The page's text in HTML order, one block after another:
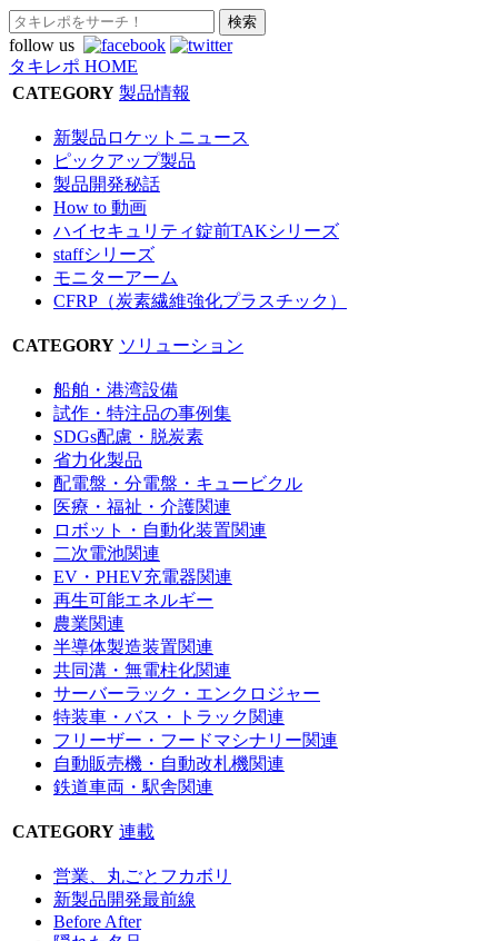
follow us
タキレポ HOME
CATEGORY 製品情報
新製品ロケットニュース
ピックアップ製品
製品開発秘話
How to 動画
ハイセキュリティ錠前TAKシリーズ
staffシリーズ
モニターアーム
CFRP（炭素繊維強化プラスチック）
CATEGORY ソリューション
船舶・港湾設備
試作・特注品の事例集
SDGs配慮・脱炭素
省力化製品
配電盤・分電盤・キュービクル
医療・福祉・介護関連
ロボット・自動化装置関連
二次電池関連
EV・PHEV充電器関連
再生可能エネルギー
農業関連
半導体製造装置関連
共同溝・無電柱化関連
サーバーラック・エンクロジャー
特装車・バス・トラック関連
フリーザー・フードマシナリー関連
自動販売機・自動改札機関連
鉄道車両・駅舎関連
CATEGORY 連載
営業、丸ごとフカボリ
新製品開発最前線
Before After